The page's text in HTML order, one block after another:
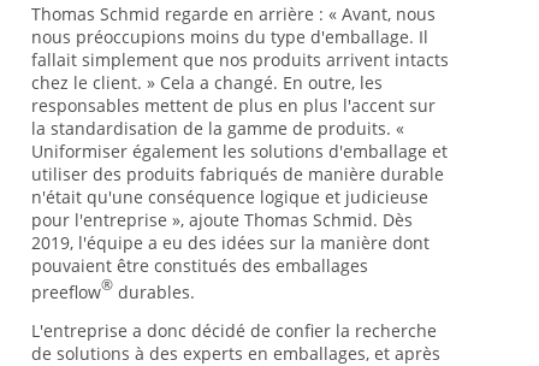
Thomas Schmid regarde en arrière : « Avant, nous
nous préoccupions moins du type d'emballage. Il
fallait simplement que nos produits arrivent intacts
chez le client. » Cela a changé. En outre, les
responsables mettent de plus en plus l'accent sur
la standardisation de la gamme de produits. «
Uniformiser également les solutions d'emballage et
utiliser des produits fabriqués de manière durable
n'était qu'une conséquence logique et judicieuse
pour l'entreprise », ajoute Thomas Schmid. Dès
2019, l'équipe a eu des idées sur la manière dont
pouvaient être constitués des emballages
preeflow® durables.
L'entreprise a donc décidé de confier la recherche
de solutions à des experts en emballages, et après